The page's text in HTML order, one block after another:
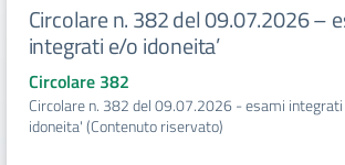
Circolare n. 382 del 09.07.2026 –
integrati e/o idoneita’
Circolare 382
Circolare n. 382 del 09.07.2026 - esami
idoneita' (Contenuto riservato)